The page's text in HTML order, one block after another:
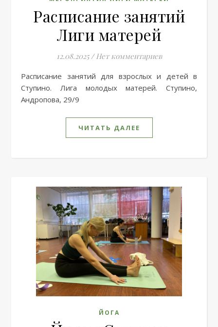
Расписание занятий
Лиги матерей
12.08.2025 / Нет комментариев
Расписание занятий для взрослых и детей в
Ступино. Лига молодых матерей. Ступино,
Андропова, 29/9
ЧИТАТЬ ДАЛЕЕ
ЙОГА